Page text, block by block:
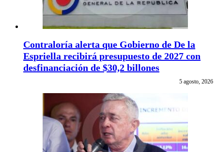
Contraloría alerta que Gobierno de De la
Espriella recibirá presupuesto de 2027 con
desfinanciación de $30,2 billones
5 agosto, 2026